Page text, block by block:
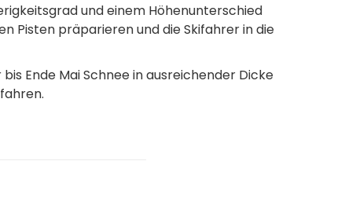
und einem Höhenunterschied
Pisten präparieren und die Skifahrer in die
Ende Mai Schnee in ausreichender Dicke